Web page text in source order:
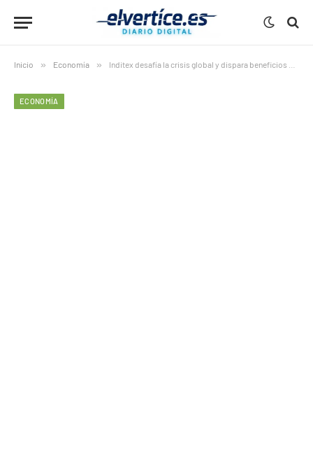
Inicio » Economía » Inditex desafía la crisis global y dispara beneficios mientras acelera su expansión
ECONOMÍA